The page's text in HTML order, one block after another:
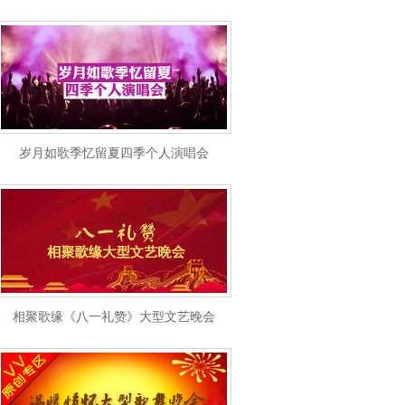
岁月如歌季忆留夏四季个人演唱会
相聚歌缘《八一礼赞》大型文艺晚会